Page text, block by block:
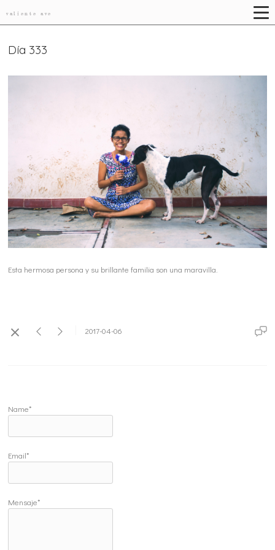
valiente ave
Día 333
Esta hermosa persona y su brillante familia son una maravilla.
2017-04-06
Name*
Email*
Mensaje*